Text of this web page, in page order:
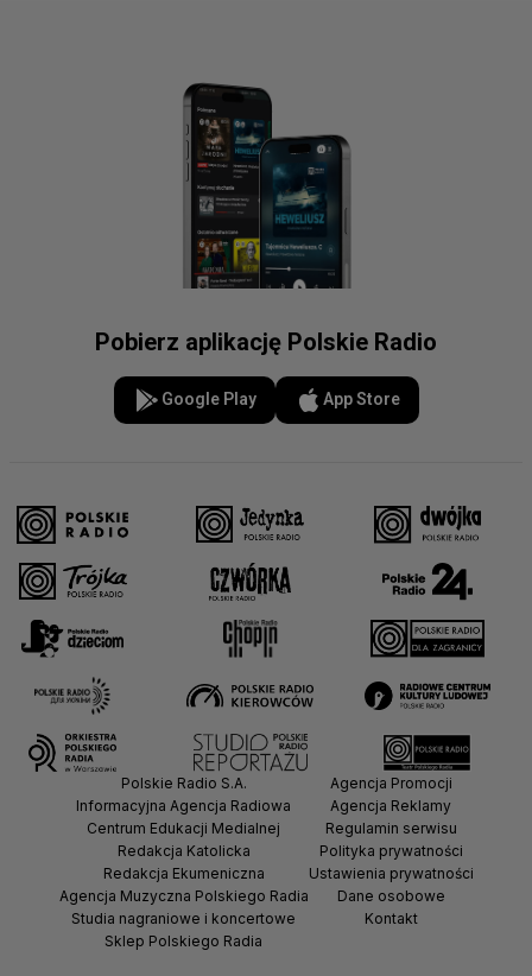
Pobierz aplikację Polskie Radio
Google Play App Store
Polskie Radio S.A.
Informacyjna Agencja Radiowa
Centrum Edukacji Medialnej
Redakcja Katolicka
Redakcja Ekumeniczna
Agencja Muzyczna Polskiego Radia
Studia nagraniowe i koncertowe
Sklep Polskiego Radia
Agencja Promocji
Agencja Reklamy
Regulamin serwisu
Polityka prywatności
Ustawienia prywatności
Dane osobowe
Kontakt